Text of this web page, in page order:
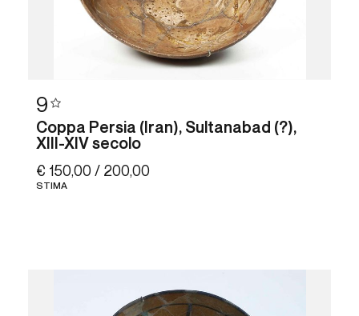
9
Coppa Persia (Iran), Sultanabad (?),
XIII-XIV secolo
€ 150,00 / 200,00
STIMA